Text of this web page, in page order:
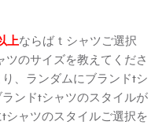
上ならばｔシャツご選択
のサイズを教えてくださ
、ランダムにブランドtシ
ンドtシャツのスタイルが
ャツのスタイルご選択を